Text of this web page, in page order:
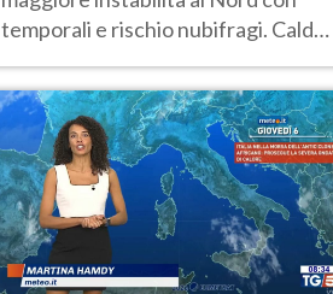
temporali e rischio nubifragi. Caldo
previsioni.